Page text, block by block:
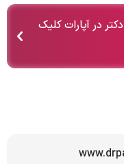
در آپارات کلیک